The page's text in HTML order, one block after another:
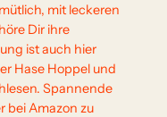
mit leckeren
Dir ihre
ist auch hier
Hase Hoppel und
Spannende
bei Amazon zu